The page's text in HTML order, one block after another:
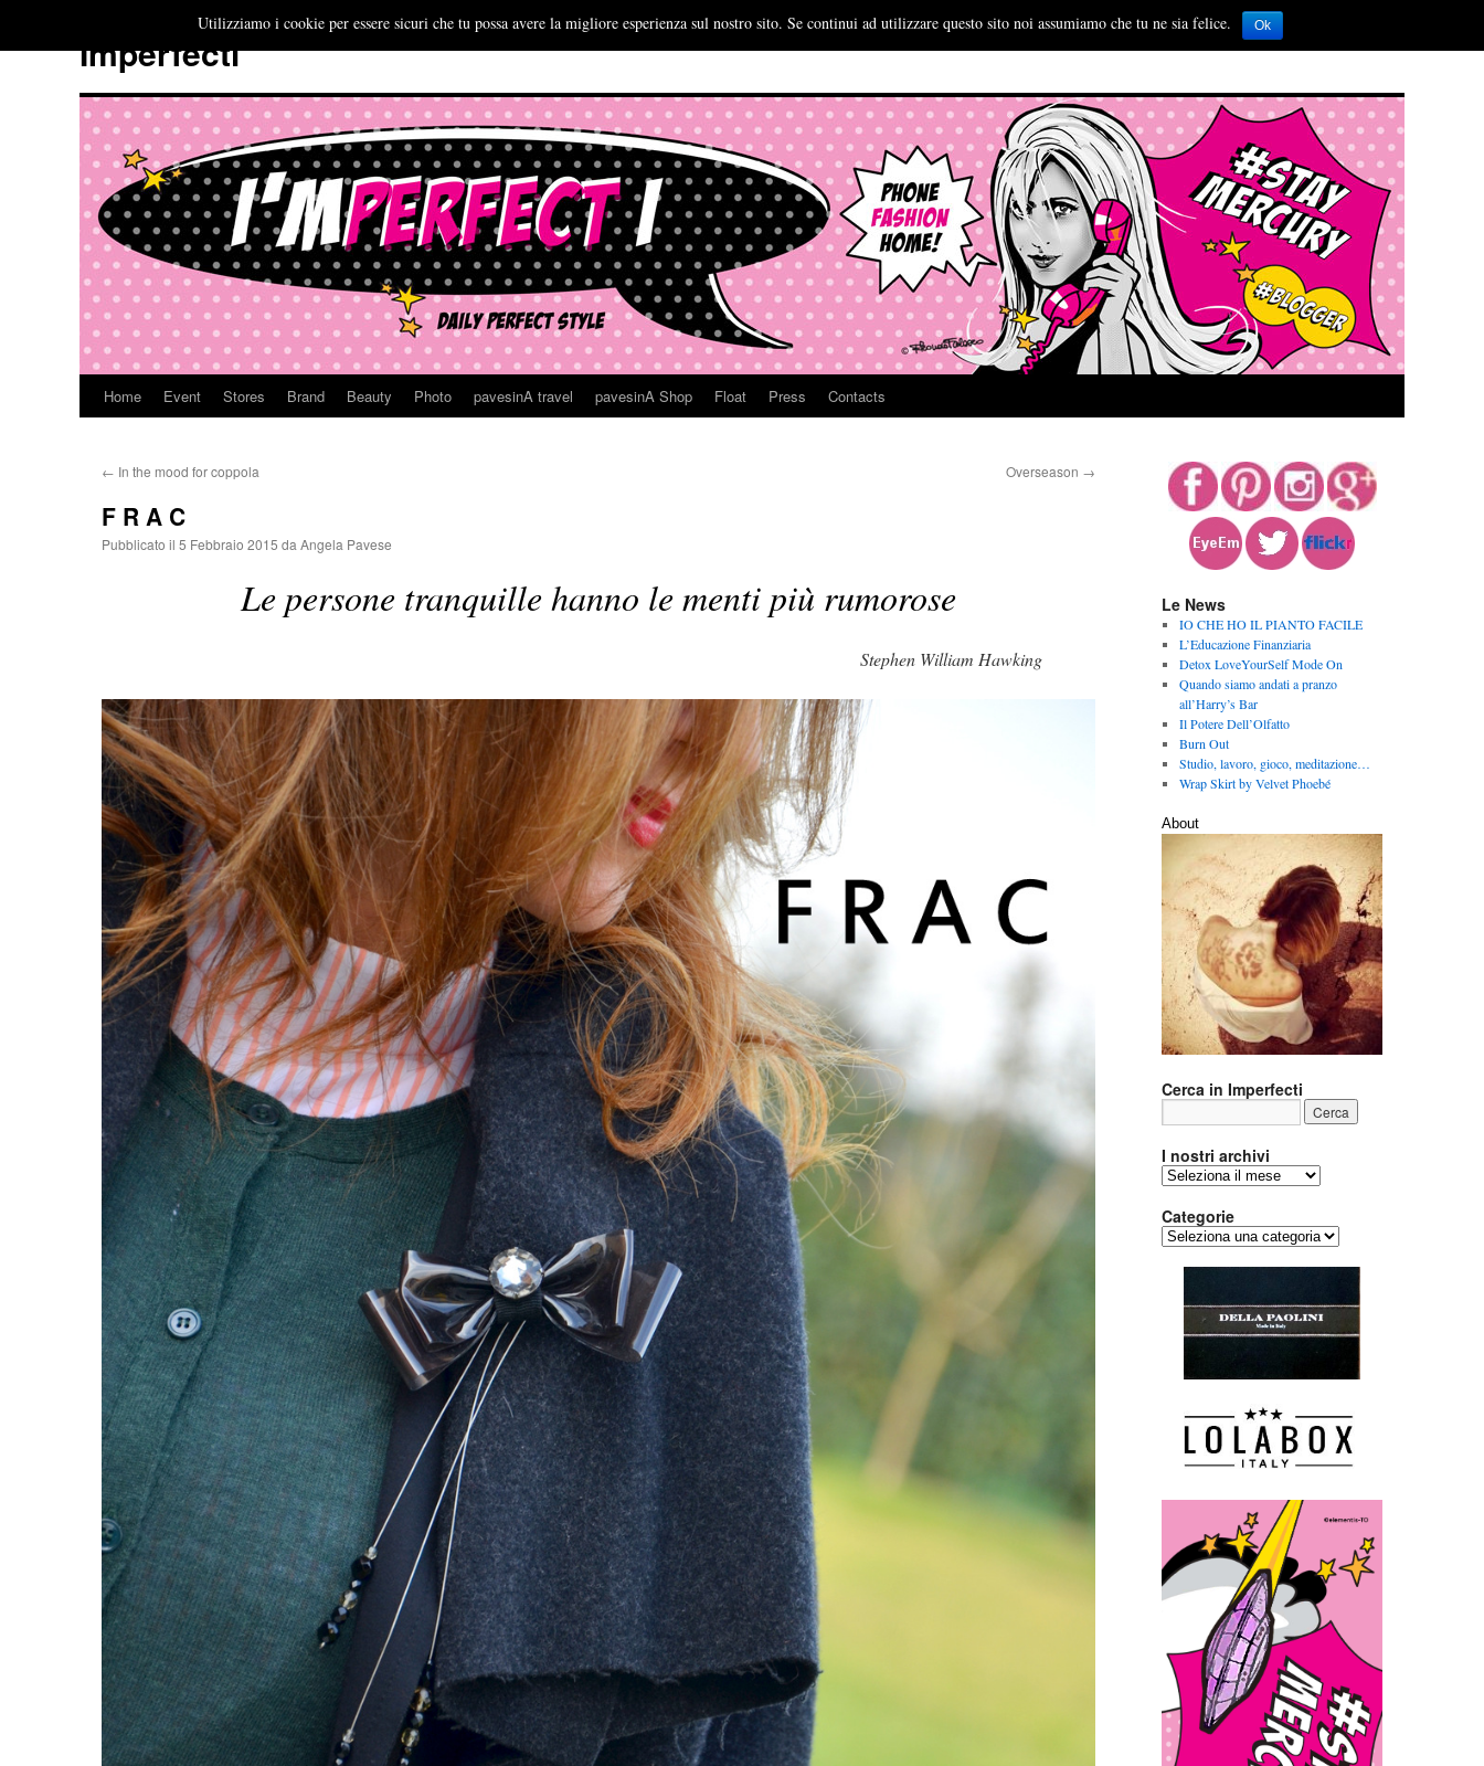
Imperfecti
Vai
contenuto
Home Event Stores Brand Beauty Photo pavesinA travel pavesinA Shop Float Press Contacts
← In the mood for coppola Overseason →
F R A C
Pubblicato il 5 Febbraio 2015 da Angela Pavese
Le persone tranquille hanno le menti più rumorose
Stephen William Hawking
Le News
IO CHE HO IL PIANTO FACILE
L’Educazione Finanziaria
Detox LoveYourSelf Mode On
Quando siamo andati a pranzo
all’Harry’s Bar
Il Potere Dell’Olfatto
Burn Out
Studio, lavoro, gioco, meditazione…
Wrap Skirt by Velvet Phoebé
About
Cerca in Imperfecti
I nostri archivi
archivi
Categorie
Categorie
Utilizziamo i cookie per essere sicuri che tu possa avere la migliore esperienza sul nostro sito. Se continui ad utilizzare questo sito noi assumiamo che tu ne sia felice. Ok